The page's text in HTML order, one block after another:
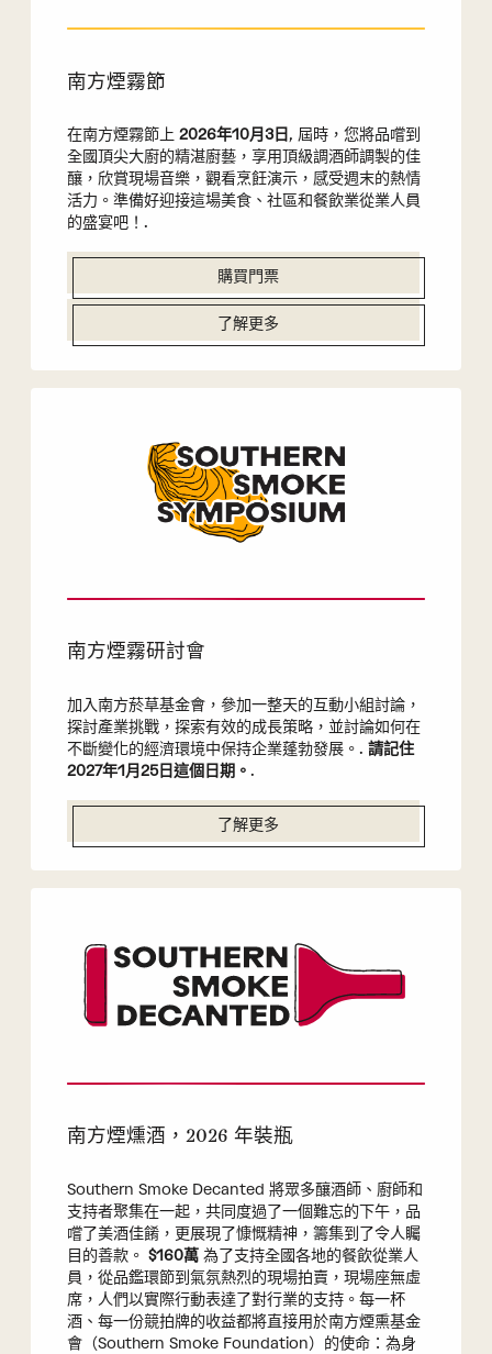
南方煙霧節
在南方煙霧節上 2026年10月3日 , 屆時，您將品嚐到
全國頂尖大廚的精湛廚藝，享用頂級調酒師調製的佳
釀，欣賞現場音樂，觀看烹飪演示，感受週末的熱情
活力。準備好迎接這場美食、社區和餐飲業從業人員
的盛宴吧！.
購買門票
了解更多
南方煙霧研討會
加入南方菸草基金會，參加一整天的互動小組討論，
探討產業挑戰，探索有效的成長策略，並討論如何在
不斷變化的經濟環境中保持企業蓬勃發展。. 請記住
2027年1月25日這個日期。 .
了解更多
南方煙燻酒，2026 年裝瓶
Southern Smoke Decanted 將眾多釀酒師、廚師和
支持者聚集在一起，共同度過了一個難忘的下午，品
嚐了美酒佳餚，更展現了慷慨精神，籌集到了令人矚
目的善款。 $160萬為了支持全國各地的餐飲從業人
員，從品鑑環節到氣氛熱烈的現場拍賣，現場座無虛
席，人們以實際行動表達了對行業的支持。每一杯
酒、每一份競拍牌的收益都將直接用於南方煙熏基金
會（Southern Smoke Foundation）的使命：為身